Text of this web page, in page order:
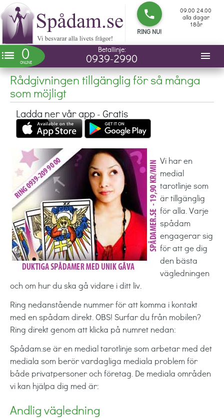
phone
RING NU!
09.00 24.00
alla dagar
18år
list 0
ONLINE
Betallinje:
0939-2990 menu
Rådgivningen tillgänglig för så många
som möjligt
Ladda ner vår app - Gratis
Vi har en
medial
tarotlinje som
är tillgänglig
för alla. Varje
spådam
engagerar sig
för att ge dig
den bästa
vägledningen
och om hur du ska gå vidare i ditt liv.
Ring nedanstående nummer för att komma i kontakt
med en spådam direkt. OBS! Surfar du från mobilen?
Ring direkt genom att klicka på numret nedan:
Spådam.se är en medial tarotlinje som arbetar med det
mediala som berör vardagliga mediala problem för
både privatpersoner och företag. De mediala områden
vi kan hjälpa dig med är:
Andlig vägledning